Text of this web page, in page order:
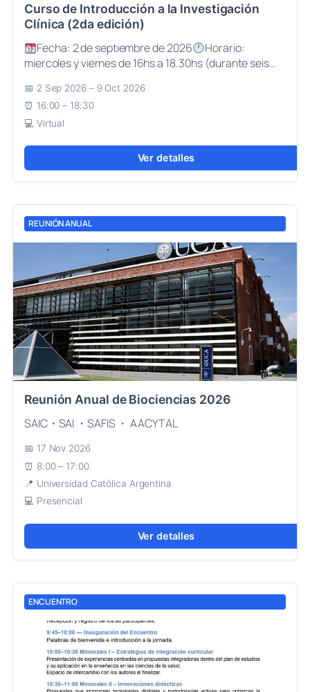
Curso de Introducción a la Investigación
Clínica (2da edición)
Fecha: 2 de septiembre de 2026
Horario:
miercoles y viernes de 16hs a 18.30hs (durante seis…
2 Sep 2026 – 9 Oct 2026
16:00 – 18:30
Virtual
Ver detalles
REUNIÓN ANUAL
Reunión Anual de Biociencias 2026
SAIC・SAI ・SAFIS ・ AACYTAL
17 Nov 2026
8:00 – 17:00
Universidad Católica Argentina
Presencial
Ver detalles
ENCUENTRO